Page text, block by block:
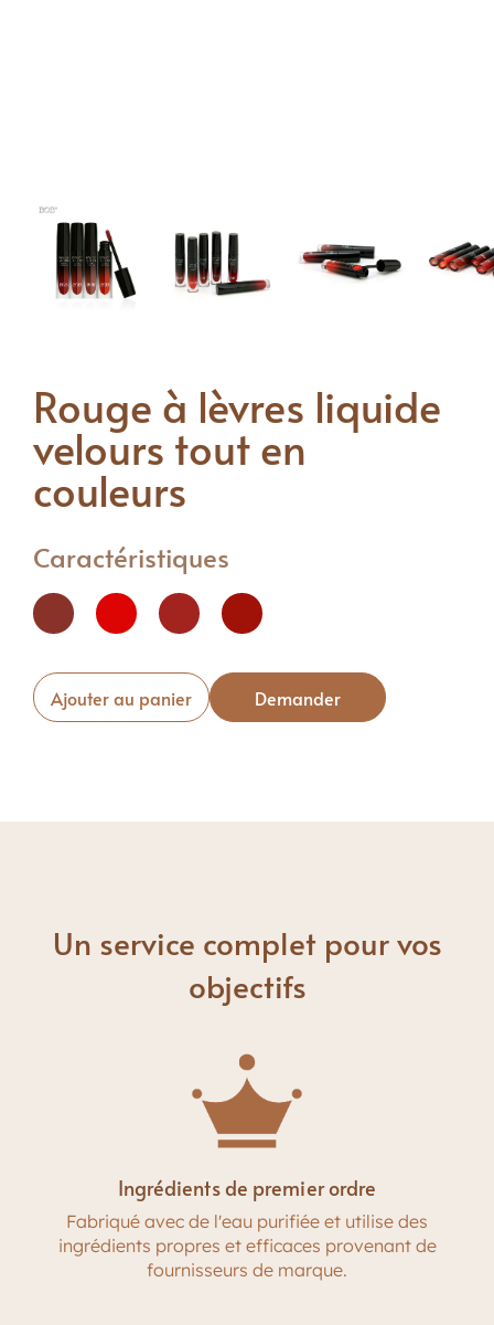
Rouge à lèvres liquide
velours tout en
couleurs
Caractéristiques
Ajouter au panier Demander
Un service complet pour vos
objectifs
Ingrédients de premier ordre
Fabriqué avec de l'eau purifiée et utilise des
ingrédients propres et efficaces provenant de
fournisseurs de marque.